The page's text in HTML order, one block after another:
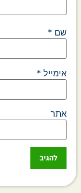
שם *
אימייל *
אתר